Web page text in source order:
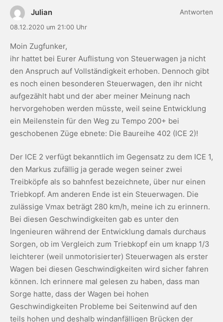
Julian
08.12.2020 um 21:00 Uhr
Moin Zugfunker,
ihr hattet bei Eurer Auflistung von Steuerwagen ja nicht
den Anspruch auf Vollständigkeit erhoben. Dennoch gibt
es noch einen besonderen Steuerwagen, den ihr nicht
aufgezählt habt und der aber meiner Meinung nach
hervorgehoben werden müsste, weil seine Entwicklung
ein Meilenstein für den Weg zu Tempo 200+ bei
geschobenen Züge ebnete: Die Baureihe 402 (ICE 2)!
Der ICE 2 verfügt bekanntlich im Gegensatz zu dem ICE 1,
den Markus zufällig ja gerade wegen seiner zwei
Treibköpfe als so bahnfest bezeichnete, über nur einen
Triebkopf. Am anderen Ende ist ein Steuerwagen. Die
zulässige Vmax beträgt 280 km/h, meine ich zu erinnern.
Bei diesen Geschwindigkeiten gab es unter den
Ingenieuren während der Entwicklung damals durchaus
Sorgen, ob im Vergleich zum Triebkopf ein um knapp 1/3
leichterer (weil unmotorisierter) Steuerwagen als erster
Wagen bei diesen Geschwindigkeiten wird sicher fahren
können. Ich erinnere mal gelesen zu haben, dass man
Sorge hatte, dass der Wagen bei hohen
Geschwindigkeiten Probleme bei Seitenwind auf den
teils hohen und deshalb windanfälligen Brücken der
Antworten